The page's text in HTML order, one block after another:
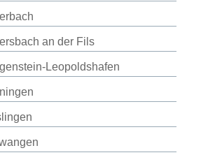
an der Fils
Leopoldshafen